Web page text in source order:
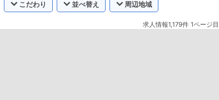
こだわり 並べ替え 周辺地域
求人情報1,179件 1ページ目